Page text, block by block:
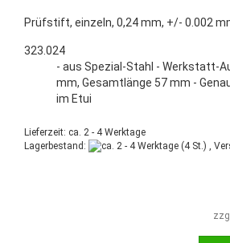
Prüfstift, einzeln, 0,24 mm, +/- 0.002
323.024
- aus Spezial-Stahl - Werkstatt-
mm, Gesamtlänge 57 mm -
im Etui
Lieferzeit: ca. 2 - 4 Werktage
Lagerbestand:
(4 St.) ,